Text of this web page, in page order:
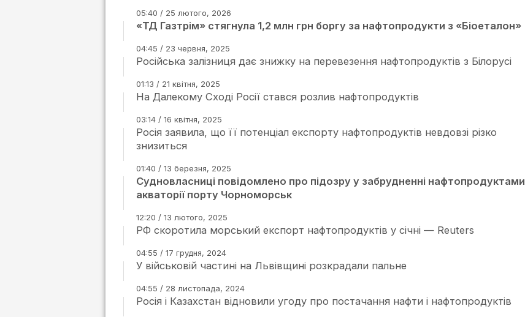
05:40 / 25 лютого, 2026
«ТД Газтрім» стягнула 1,2 млн грн боргу за нафтопродукти з «Біоеталон»
04:45 / 23 червня, 2025
Російська залізниця дає знижку на перевезення нафтопродуктів з Білорусі
01:13 / 21 квітня, 2025
На Далекому Сході Росії стався розлив нафтопродуктів
03:14 / 16 квітня, 2025
Росія заявила, що її потенціал експорту нафтопродуктів невдовзі різко
знизиться
01:40 / 13 березня, 2025
Судновласниці повідомлено про підозру у забрудненні нафтопродуктами
акваторії порту Чорноморськ
12:20 / 13 лютого, 2025
РФ скоротила морський експорт нафтопродуктів у січні — Reuters
04:55 / 17 грудня, 2024
У військовій частині на Львівщині розкрадали пальне
04:55 / 28 листопада, 2024
Росія і Казахстан відновили угоду про постачання нафти і нафтопродуктів